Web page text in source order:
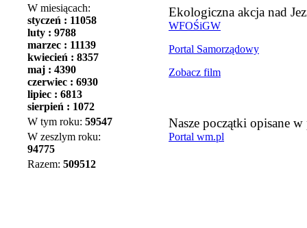
W miesiącach:
styczeń : 11058
luty : 9788
marzec : 11139
kwiecień : 8357
maj : 4390
czerwiec : 6930
lipiec : 6813
sierpień : 1072
W tym roku: 59547
W zeszlym roku:
94775
Razem: 509512
Ekologiczna akcja nad
WFOŚiGW
Portal Samorządowy
Zobacz film
Nasze początki opisane w
Portal wm.pl